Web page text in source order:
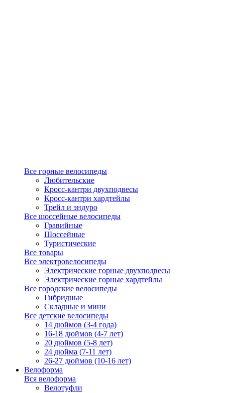
Все горные велосипеды
Любительские
Кросс-кантри двухподвесы
Кросс-кантри хардтейлы
Трейл и эндуро
Все шоссейные велосипеды
Гравийные
Шоссейные
Туристические
Все товары
Все электровелосипеды
Электрические горные двухподвесы
Электрические горные хардтейлы
Все городские велосипеды
Гибридные
Складные и мини
Все детские велосипеды
14 дюймов (3-4 года)
16-18 дюймов (4-7 лет)
20 дюймов (5-8 лет)
24 дюйма (7-11 лет)
26-27 дюймов (10-16 лет)
Велоформа
Вся велоформа
Велотуфли